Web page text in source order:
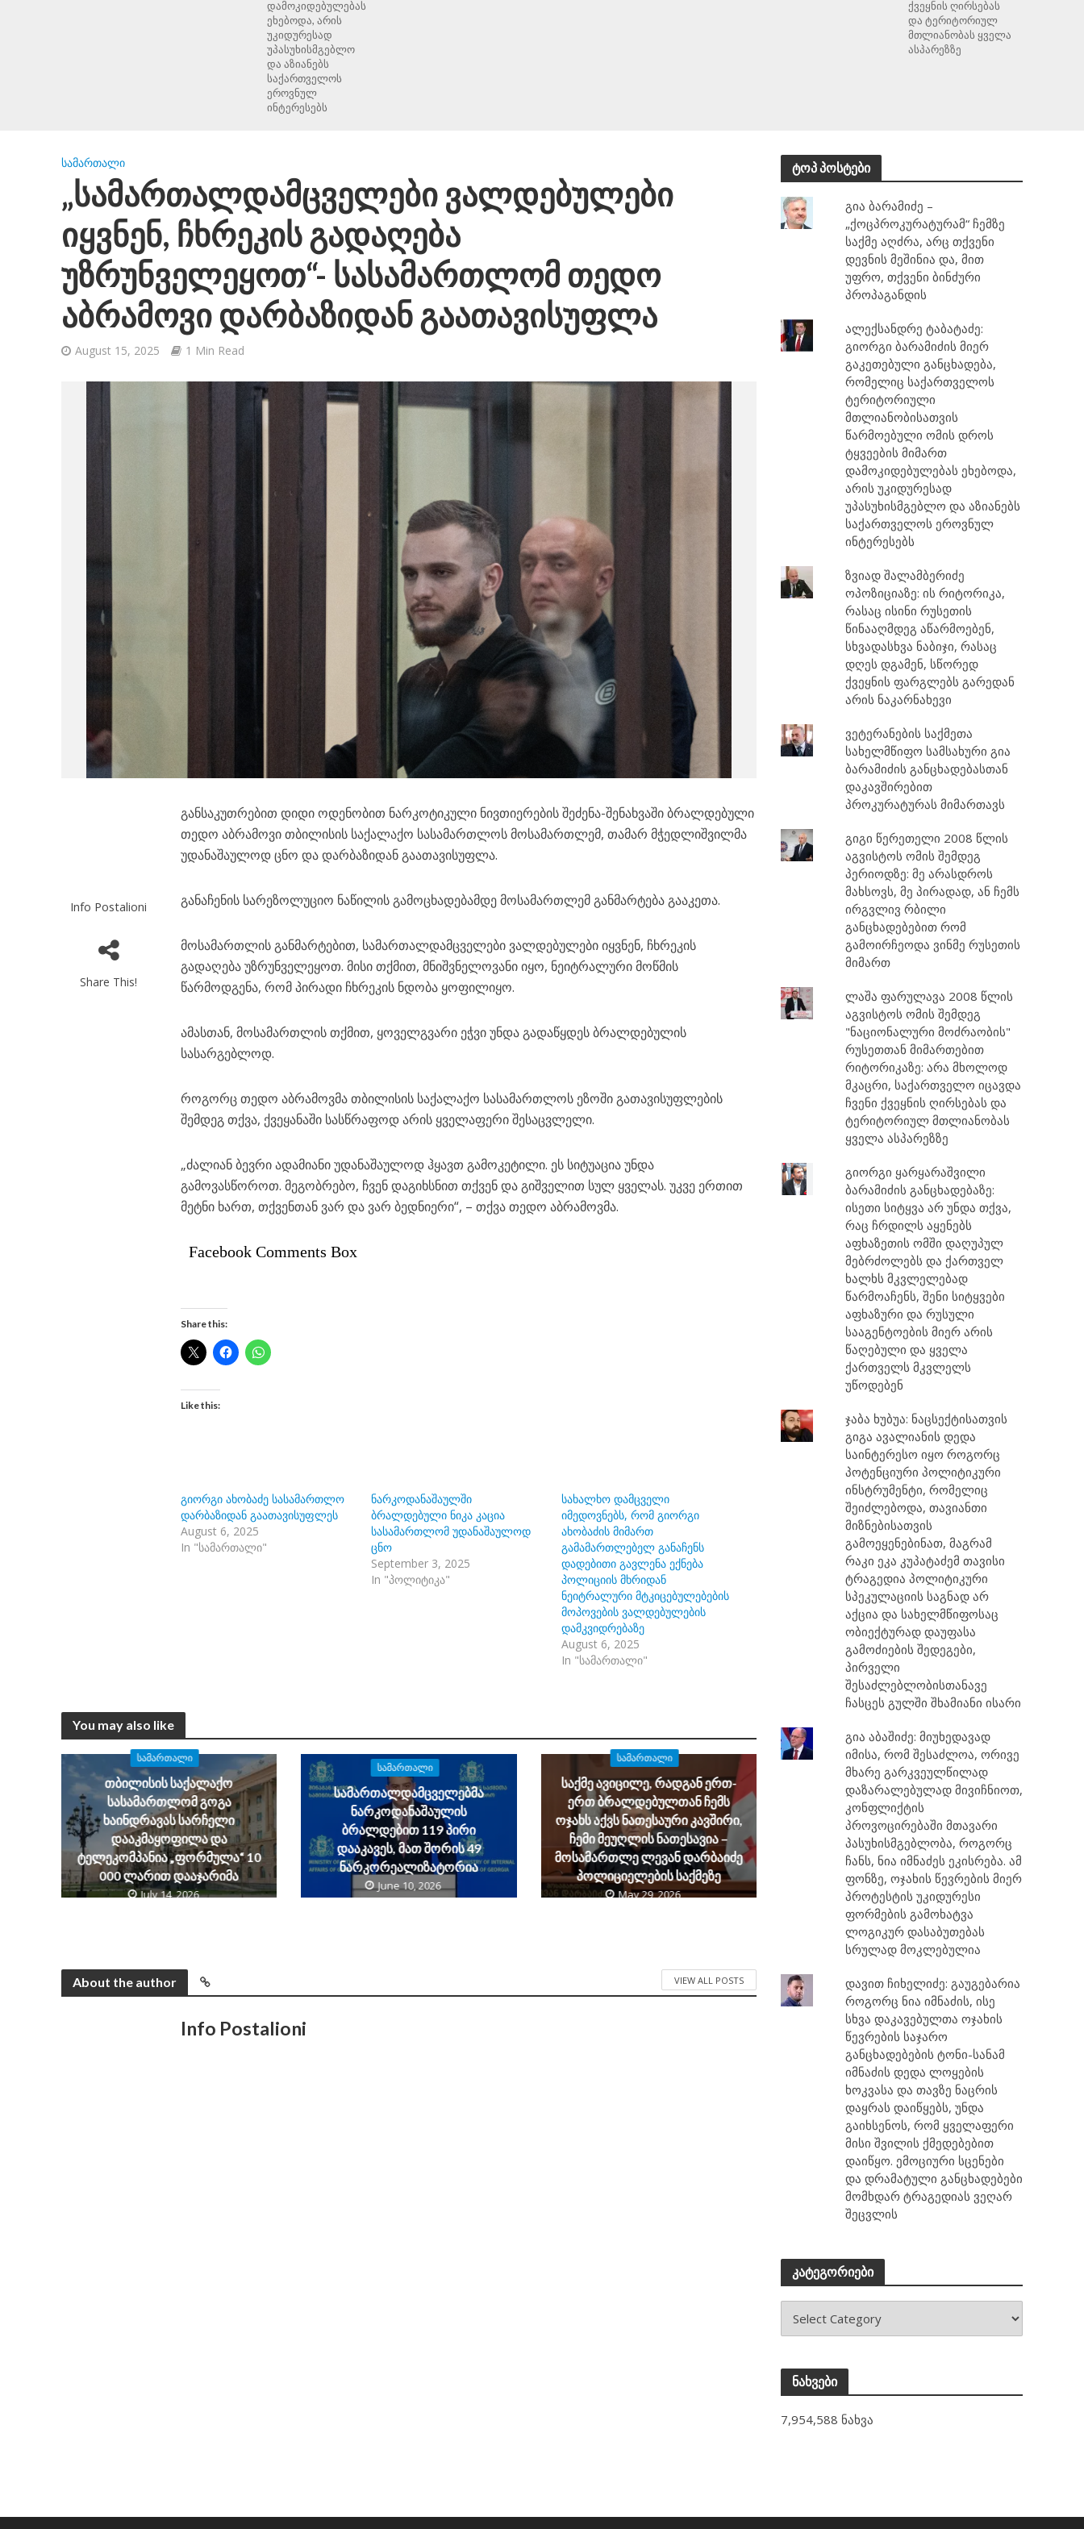
დამოკიდებულებას
ეხებოდა, არის
უკიდურესად
უპასუხისმგებლო
და აზიანებს
საქართველოს
ეროვნულ
ინტერესებს
ქვეყნის ღირსებას
და ტერიტორიულ
მთლიანობას ყველა
ასპარეზზე
ᲡᲐᲛᲐᲠᲗᲐᲚᲘ
„სამართალდამცველები ვალდებულები
იყვნენ, ჩხრეკის გადაღება
უზრუნველეყოთ“- სასამართლომ თედო
აბრამოვი დარბაზიდან გაათავისუფლა
August 15, 2025 1 Min Read
Info Postalioni
Share This!
განსაკუთრებით დიდი ოდენობით ნარკოტიკული ნივთიერების შეძენა-შენახვაში ბრალდებული
თედო აბრამოვი თბილისის საქალაქო სასამართლოს მოსამართლემ, თამარ მჭედლიშვილმა
უდანაშაულოდ ცნო და დარბაზიდან გაათავისუფლა.
განაჩენის სარეზოლუციო ნაწილის გამოცხადებამდე მოსამართლემ განმარტება გააკეთა.
მოსამართლის განმარტებით, სამართალდამცველები ვალდებულები იყვნენ, ჩხრეკის
გადაღება უზრუნველეყოთ. მისი თქმით, მნიშვნელოვანი იყო, ნეიტრალური მოწმის
წარმოდგენა, რომ პირადი ჩხრეკის ნდობა ყოფილიყო.
ამასთან, მოსამართლის თქმით, ყოველგვარი ეჭვი უნდა გადაწყდეს ბრალდებულის
სასარგებლოდ.
როგორც თედო აბრამოვმა თბილისის საქალაქო სასამართლოს ეზოში გათავისუფლების
შემდეგ თქვა, ქვეყანაში სასწრაფოდ არის ყველაფერი შესაცვლელი.
„ძალიან ბევრი ადამიანი უდანაშაულოდ ჰყავთ გამოკეტილი. ეს სიტუაცია უნდა
გამოვასწოროთ. მეგობრებო, ჩვენ დაგიხსნით თქვენ და გიშველით სულ ყველას. უკვე ერთით
მეტნი ხართ, თქვენთან ვარ და ვარ ბედნიერი“, – თქვა თედო აბრამოვმა.
Facebook Comments Box
Share this:
Like this:
გიორგი ახობაძე სასამართლო
დარბაზიდან გაათავისუფლეს
August 6, 2025
In "სამართალი"
ნარკოდანაშაულში
ბრალდებული ნიკა კაცია
სასამართლომ უდანაშაულოდ
ცნო
September 3, 2025
In "პოლიტიკა"
სახალხო დამცველი
იმედოვნებს, რომ გიორგი
ახობაძის მიმართ
გამამართლებელ განაჩენს
დადებითი გავლენა ექნება
პოლიციის მხრიდან
ნეიტრალური მტკიცებულებების
მოპოვების ვალდებულების
დამკვიდრებაზე
August 6, 2025
In "სამართალი"
You may also like
ᲡᲐᲛᲐᲠᲗᲐᲚᲘ
თბილისის საქალაქო
სასამართლომ გოგა
ხაინდრავას სარჩელი
დააკმაყოფილა და
ტელეკომპანია „ფორმულა“ 10
000 ლარით დააჯარიმა
July 14, 2026
ᲡᲐᲛᲐᲠᲗᲐᲚᲘ
სამართალდამცველებმა
ნარკოდანაშაულის
ბრალდებით 119 პირი
დააკავეს, მათ შორის 49
ნარკორეალიზატორია
June 10, 2026
ᲡᲐᲛᲐᲠᲗᲐᲚᲘ
საქმე ავიცილე, რადგან ერთ-
ერთ ბრალდებულთან ჩემს
ოჯახს აქვს ნათესაური კავშირი,
ჩემი მეუღლის ნათესავია –
მოსამართლე ლევან დარბაიძე
პოლიციელების საქმეზე
May 29, 2026
About the author VIEW ALL POSTS
Info Postalioni
ტოპ პოსტები
გია ბარამიძე –
„ქოცპროკურატურამ“ ჩემზე
საქმე აღძრა, არც თქვენი
დევნის მეშინია და, მით
უფრო, თქვენი ბინძური
პროპაგანდის
ალექსანდრე ტაბატაძე:
გიორგი ბარამიძის მიერ
გაკეთებული განცხადება,
რომელიც საქართველოს
ტერიტორიული
მთლიანობისათვის
წარმოებული ომის დროს
ტყვეების მიმართ
დამოკიდებულებას ეხებოდა,
არის უკიდურესად
უპასუხისმგებლო და აზიანებს
საქართველოს ეროვნულ
ინტერესებს
ზვიად შალამბერიძე
ოპოზიციაზე: ის რიტორიკა,
რასაც ისინი რუსეთის
წინააღმდეგ აწარმოებენ,
სხვადასხვა ნაბიჯი, რასაც
დღეს დგამენ, სწორედ
ქვეყნის ფარგლებს გარედან
არის ნაკარნახევი
ვეტერანების საქმეთა
სახელმწიფო სამსახური გია
ბარამიძის განცხადებასთან
დაკავშირებით
პროკურატურას მიმართავს
გიგი წერეთელი 2008 წლის
აგვისტოს ომის შემდეგ
პერიოდზე: მე არასდროს
მახსოვს, მე პირადად, ან ჩემს
ირგვლივ რბილი
განცხადებებით რომ
გამოირჩეოდა ვინმე რუსეთის
მიმართ
ლაშა ფარულავა 2008 წლის
აგვისტოს ომის შემდეგ
"ნაციონალური მოძრაობის"
რუსეთთან მიმართებით
რიტორიკაზე: არა მხოლოდ
მკაცრი, საქართველო იცავდა
ჩვენი ქვეყნის ღირსებას და
ტერიტორიულ მთლიანობას
ყველა ასპარეზზე
გიორგი ყარყარაშვილი
ბარამიძის განცხადებაზე:
ისეთი სიტყვა არ უნდა თქვა,
რაც ჩრდილს აყენებს
აფხაზეთის ომში დაღუპულ
მებრძოლებს და ქართველ
ხალხს მკვლელებად
წარმოაჩენს, შენი სიტყვები
აფხაზური და რუსული
სააგენტოების მიერ არის
წაღებული და ყველა
ქართველს მკვლელს
უწოდებენ
ჯაბა ხუბუა: ნაცსექტისათვის
გიგა ავალიანის დედა
საინტერესო იყო როგორც
პოტენციური პოლიტიკური
ინსტრუმენტი, რომელიც
შეიძლებოდა, თავიანთი
მიზნებისათვის
გამოეყენებინათ, მაგრამ
რაკი ეკა კუპატაძემ თავისი
ტრაგედია პოლიტიკური
სპეკულაციის საგნად არ
აქცია და სახელმწიფოსაც
ობიექტურად დაუფასა
გამოძიების შედეგები,
პირველი
შესაძლებლობისთანავე
ჩასცეს გულში შხამიანი ისარი
გია აბაშიძე: მიუხედავად
იმისა, რომ შესაძლოა, ორივე
მხარე გარკვეულწილად
დაზარალებულად მივიჩნიოთ,
კონფლიქტის
პროვოცირებაში მთავარი
პასუხისმგებლობა, როგორც
ჩანს, ნია იმნაძეს ეკისრება. ამ
ფონზე, ოჯახის წევრების მიერ
პროტესტის უკიდურესი
ფორმების გამოხატვა
ლოგიკურ დასაბუთებას
სრულად მოკლებულია
დავით ჩიხელიძე: გაუგებარია
როგორც ნია იმნაძის, ისე
სხვა დაკავებულთა ოჯახის
წევრების საჯარო
განცხადებების ტონი-სანამ
იმნაძის დედა ლოყების
ხოკვასა და თავზე ნაცრის
დაყრას დაიწყებს, უნდა
გაიხსენოს, რომ ყველაფერი
მისი შვილის ქმედებებით
დაიწყო. ემოციური სცენები
და დრამატული განცხადებები
მომხდარ ტრაგედიას ვეღარ
შეცვლის
კატეგორიები
ნახვები
7,954,588 ნახვა